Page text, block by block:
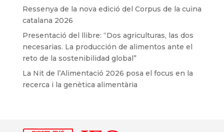
Ressenya de la nova edició del Corpus de la cuina
catalana 2026
Presentació del llibre: “Dos agriculturas, las dos
necesarias. La producción de alimentos ante el
reto de la sostenibilidad global”
La Nit de l’Alimentació 2026 posa el focus en la
recerca i la genètica alimentària